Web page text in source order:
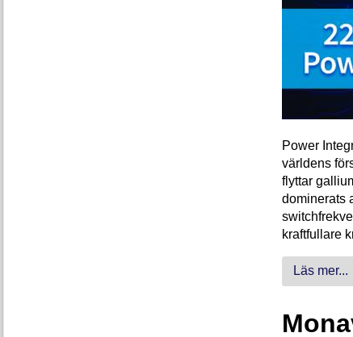
Power
världens
flyttar
dominerats
kraftfullare
Läs mer...